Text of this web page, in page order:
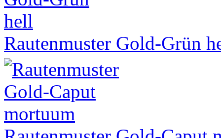
Rautenmuster Gold-Grün